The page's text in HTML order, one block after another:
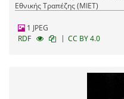
Εθνικής Τραπέζης (ΜΙΕΤ)
1 JPEG
RDF
| CC BY 4.0